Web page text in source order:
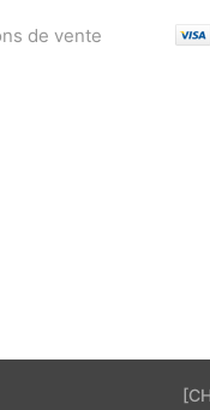
de vente